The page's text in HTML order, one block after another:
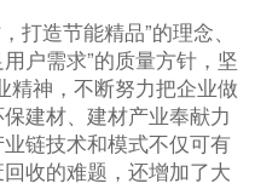
造节能精品”的理念、
户需求”的质量方针，坚
精神，不断努力把企业做
建材、建材产业奉献力
链技术和模式不仅可有
收的难题，还增加了大